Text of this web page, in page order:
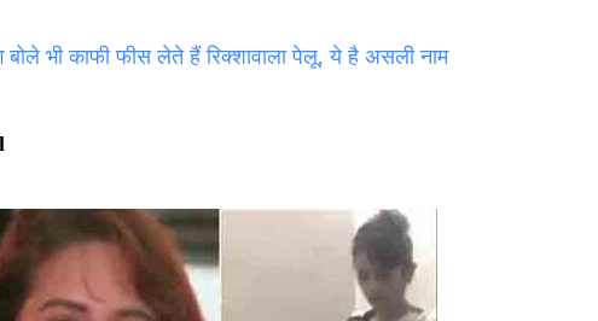
बोले भी काफी फीस लेते हैं रिक्शावाला पेलू, ये है असली नाम